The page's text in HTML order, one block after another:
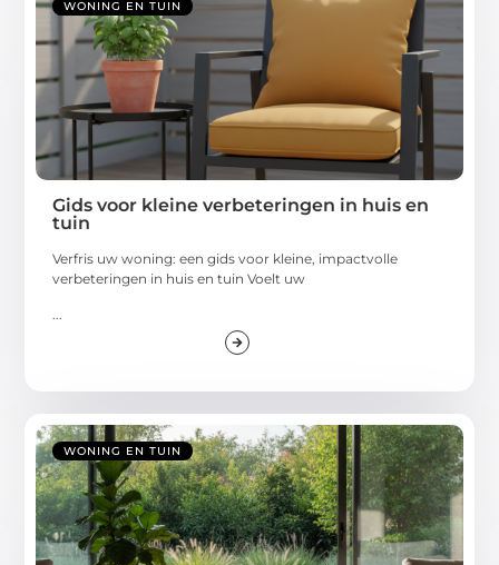
WONING EN TUIN
Gids voor kleine verbeteringen in huis en
tuin
Verfris uw woning: een gids voor kleine, impactvolle
verbeteringen in huis en tuin Voelt uw
...
WONING EN TUIN